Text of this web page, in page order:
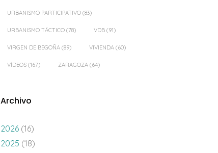
URBANISMO PARTICIPATIVO (83)
URBANISMO TÁCTICO (78) VDB (91)
VIRGEN DE BEGOÑA (89) VIVIENDA (60)
VÍDEOS (167) ZARAGOZA (64)
Archivo
2026 (16)
2025 (18)